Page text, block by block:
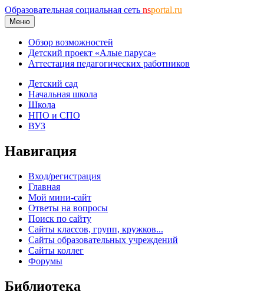
Образовательная социальная сеть nsportal.ru
Меню
Обзор возможностей
Детский проект «Алые паруса»
Аттестация педагогических работников
Детский сад
Начальная школа
Школа
НПО и СПО
ВУЗ
Навигация
Вход/регистрация
Главная
Мой мини-сайт
Ответы на вопросы
Поиск по сайту
Сайты классов, групп, кружков...
Сайты образовательных учреждений
Сайты коллег
Форумы
Библиотека